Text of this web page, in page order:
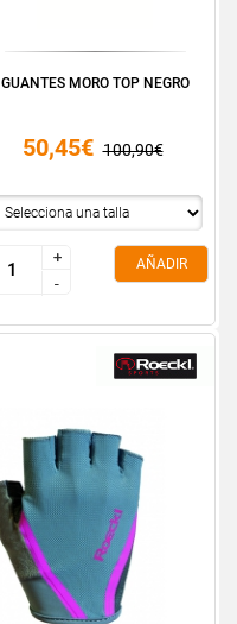
GUANTES MORO TOP NEGRO
50,45€ 100,90€
+
-
+
-
AÑADIR